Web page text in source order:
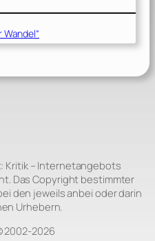
Kritik – Internetangebots
Das Copyright bestimmter
den jeweils anbei oder darin
Urhebern.